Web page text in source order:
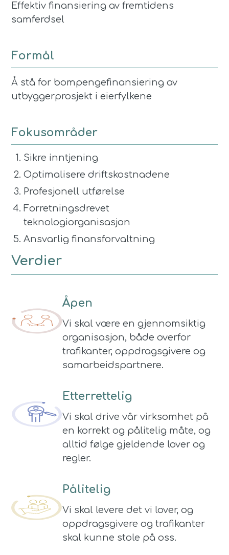
Effektiv finansiering av fremtidens
samferdsel
Formål
Å stå for bompengefinansiering av
utbyggerprosjekt i eierfylkene
Fokusområder
Sikre inntjening
Optimalisere driftskostnadene
Profesjonell utførelse
Forretningsdrevet
teknologiorganisasjon
Ansvarlig finansforvaltning
Verdier
Åpen
Vi skal være en gjennomsiktig
organisasjon, både overfor
trafikanter, oppdragsgivere og
samarbeidspartnere.
Etterrettelig
Vi skal drive vår virksomhet på
en korrekt og pålitelig måte, og
alltid følge gjeldende lover og
regler.
Pålitelig
Vi skal levere det vi lover, og
oppdragsgivere og trafikanter
skal kunne stole på oss.